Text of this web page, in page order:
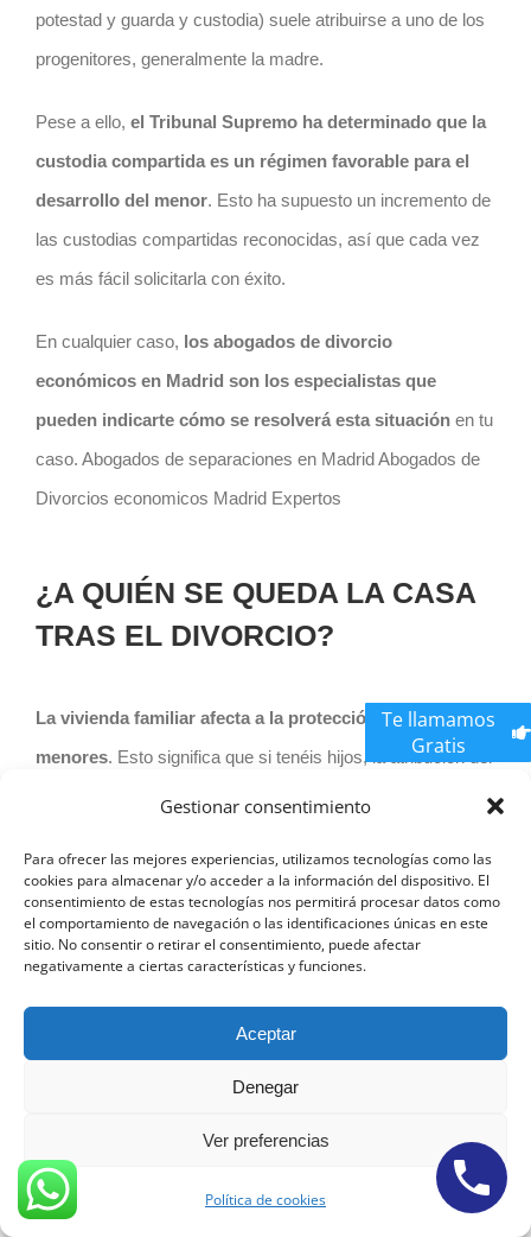
Gestionar consentimiento
Para ofrecer las mejores experiencias, utilizamos tecnologías como las
cookies para almacenar y/o acceder a la información del dispositivo. El
consentimiento de estas tecnologías nos permitirá procesar datos como
el comportamiento de navegación o las identificaciones únicas en este
sitio. No consentir o retirar el consentimiento, puede afectar
negativamente a ciertas características y funciones.
Aceptar
Denegar
Ver preferencias
Política de cookies
potestad y guarda y custodia) suele atribuirse a uno de los
progenitores, generalmente la madre.
Pese a ello, el Tribunal Supremo ha determinado que la
custodia compartida es un régimen favorable para el
desarrollo del menor. Esto ha supuesto un incremento de
las custodias compartidas reconocidas, así que cada vez
es más fácil solicitarla con éxito.
En cualquier caso, los abogados de divorcio
económicos en Madrid son los especialistas que
pueden indicarte cómo se resolverá esta situaciónen tu
caso. Abogados de separaciones en Madrid Abogados de
Divorcios economicos Madrid Expertos
¿A QUIÉN SE QUEDA LA CASA
TRAS EL DIVORCIO?
La vivienda familiar afecta a la protección de los
menores. Esto significa que si tenéis hijos, la atribución del
uso de la vivienda corresponderá, en principio, al progenitor
Por supuesto, las circunstancias del caso pueden hacer
que este régimen varíe.
porque podría atribuirse temporalmente el uso de la
vivienda al cónyuge no propietario, por razones de
económicos en Madrid expertos
explicarte cómo se resolverá esta situación en tu caso
Te llamamos
Gratis